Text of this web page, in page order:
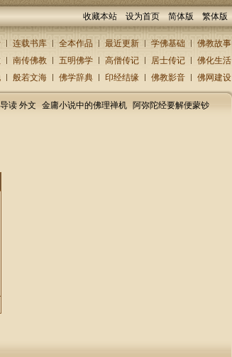
收藏本站 设为首页 简体版 繁体版
连载书库 全本作品 最近更新 学佛基础
佛教故事
南传佛教 五明佛学 高僧传记 居士传记
佛化生活
般若文海 佛学辞典 印经结缘 佛教影音 佛网建设
读 外文 金庸小说中的佛理禅机
阿弥陀经要解便蒙钞